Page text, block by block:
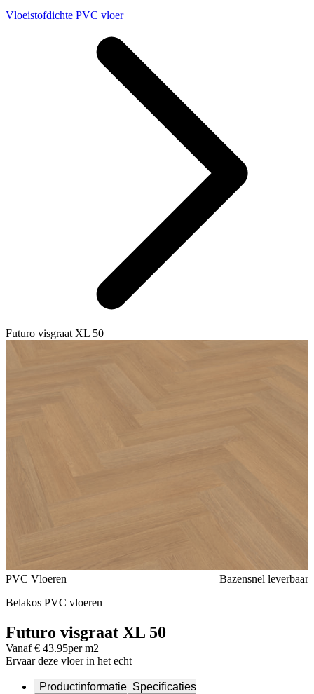
Vloeistofdichte PVC vloer
Futuro visgraat XL 50
Voeg toe of verwijder Futuro visgraat XL 50 uit je favorieten
PVC Vloeren
Bazensnel leverbaar
Belakos PVC vloeren
Futuro visgraat XL 50
Vanaf € 43.95per m2
Ervaar deze vloer in het echt
Productinformatie Specificaties